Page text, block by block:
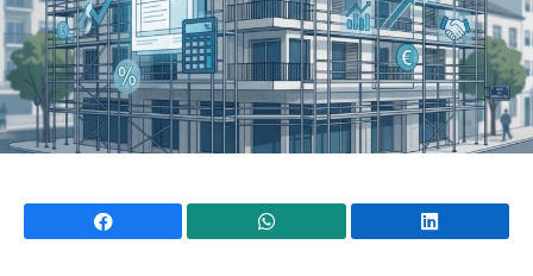
Facebook WhatsApp